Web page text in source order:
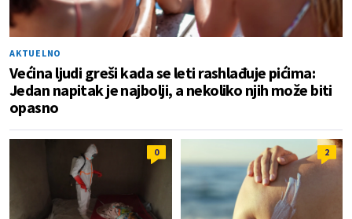
AKTUELNO
Većina ljudi greši kada se leti rashlađuje pićima:
Jedan napitak je najbolji, a nekoliko njih može biti
opasno
0 2